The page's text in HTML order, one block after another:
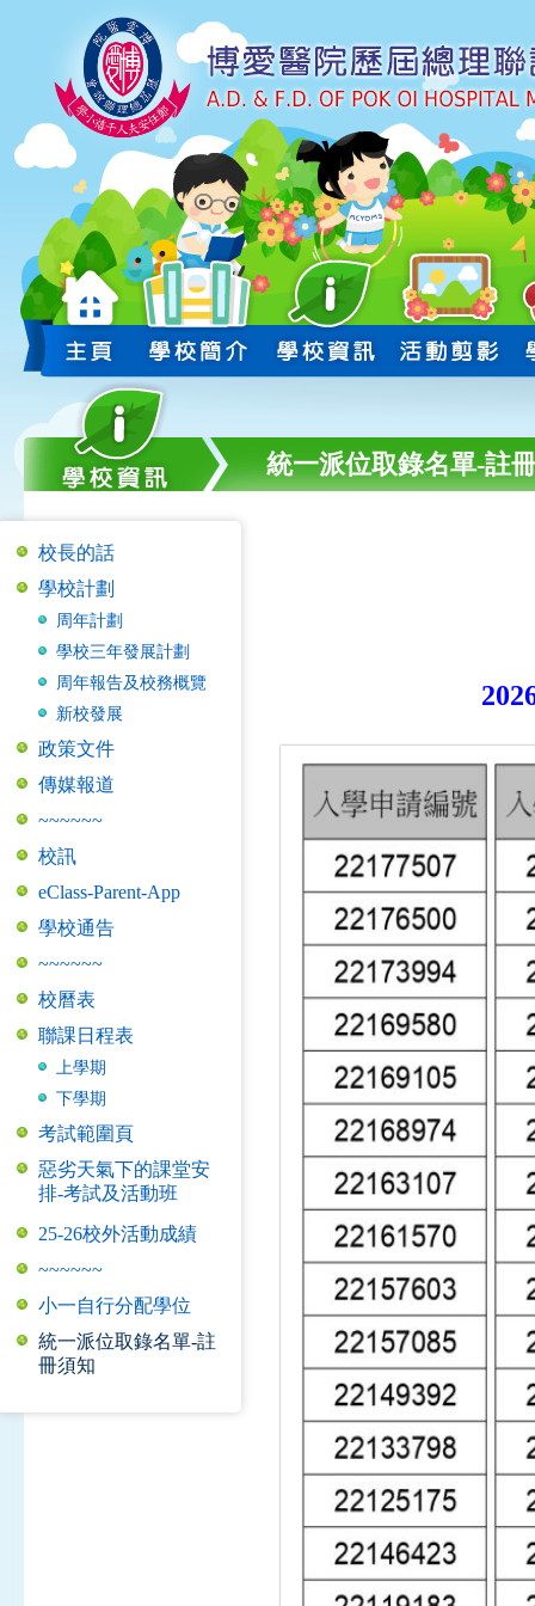
統一派位取錄名單-註
校長的話
學校計劃
周年計劃
學校三年發展計劃
周年報告及校務概覽
新校發展
政策文件
傳媒報道
~~~~~~
校訊
eClass-Parent-App
學校通告
~~~~~~
校曆表
聯課日程表
上學期
下學期
考試範圍頁
惡劣天氣下的課堂安
排-考試及活動班
25-26校外活動成績
~~~~~~
小一自行分配學位
統一派位取錄名單-註
冊須知